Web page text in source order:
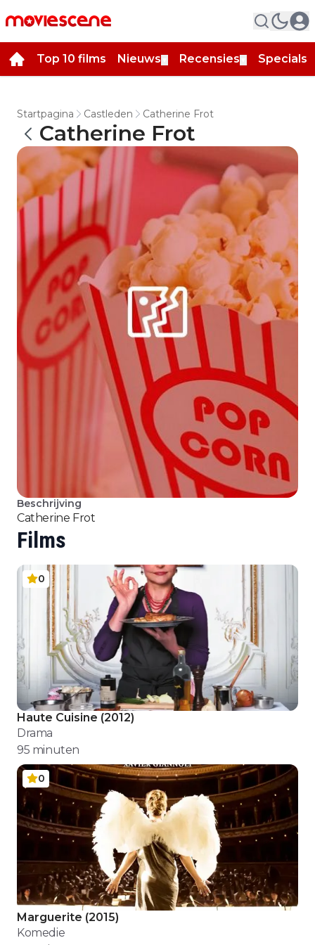
Top 10 films Nieuws Recensies Specials
Startpagina Castleden Catherine Frot
Catherine Frot
Beschrijving
Catherine Frot
Films
0
Haute Cuisine (2012)
Drama
95 minuten
0
Marguerite (2015)
Komedie